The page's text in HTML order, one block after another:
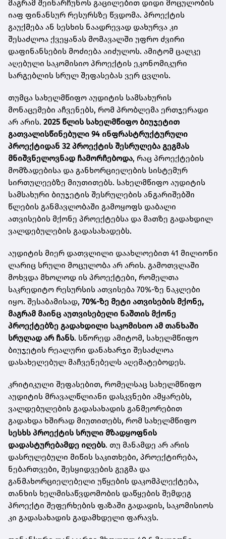
მაგრამ შეინარჩუნოს გაცილებით დიდი მოცულობის
იაფ ფინანსურ რესურსზე წვდომა. პროექტის
გაუქმება ან სესხის ნაადრევად დახურვა კი
შესაძლოა ქვეყანას მომავალში უფრო ძვირი
დაფინანსების მოძიება აიძულოს. ამიტომ ცალკე
აღებული საკომისიო პროექტის ეკონომიკური
სარგებლის სრულ შეფასებას ვერ ცვლის.
თუმცა სახელმწიფო აუდიტის სამსახურის
მონაცემები აჩვენებს, რომ პრობლემა ერთჯერადი
არ არის. 2025 წლის სახელმწიფო ბიუჯეტით
გათვალისწინებული 94 ინფრასტრუქტურული
პროექტიდან 32 პროექტის შესრულება გეგმას
მნიშვნელოვნად ჩამორჩებოდა, რაც პროექტების
მომზადებისა და განხორციელების სისტემურ
სირთულეებზე მიუთითებს. სახელმწიფო აუდიტის
სამსახური ბიუჯეტის შესრულების ანგარიშებში
წლების განმავლობაში გამოყოფს დაბალი
ათვისების მქონე პროექტებსა და მათზე გადახდილ
ვალდებულების გადასახადებს.
აუდიტის მიერ დათვლილი დაახლოებით 41 მილიონი
ლარიც სრული მოცულობა არ არის. გამოთვლაში
მოხვდა მხოლოდ ის პროექტები, რომელთა
საკრედიტო რესურსის ათვისება 70%-ზე ნაკლები
იყო. შესაბამისად, 70%-ზე მეტი ათვისების მქონე,
მაგრამ მაინც აუთვისებელი ნაშთის მქონე
პროექტებზე გადახდილი საკომისიო ამ თანხაში
სრულად არ ჩანს. სწორედ ამიტომ, სახელმწიფო
ბიუჯეტის რეალური დანახარჯი შესაძლოა
დასახელებულ მაჩვენებელს აღემატებოდეს.
კრიტიკული შეფასებით, რომელსაც სახელმწიფო
აუდიტის მრავალწლიანი დასკვნები ამყარებს,
ვალდებულების გადასახადის განმეორებით
გადახდა ხშირად მიუთითებს, რომ სახელმწიფო
სესხს პროექტის სრული მზადყოფნის
დადასტურებამდე იღებს. თუ მანამდე არ არის
დასრულებული მიწის საკითხები, პროექტირება,
ნებართვები, შესყიდვების გეგმა და
განმახორციელებელი უწყების დაკომპლექტება,
თანხის ხელმისაწვდომობის დაწყების შემდეგ
პროექტი შეფერხების ფაზაში გადადის, საკომისიოს
კი გადასახადის გადამხდელი ფარავს.